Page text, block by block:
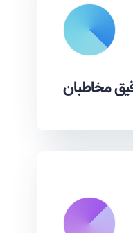
مخاطبان